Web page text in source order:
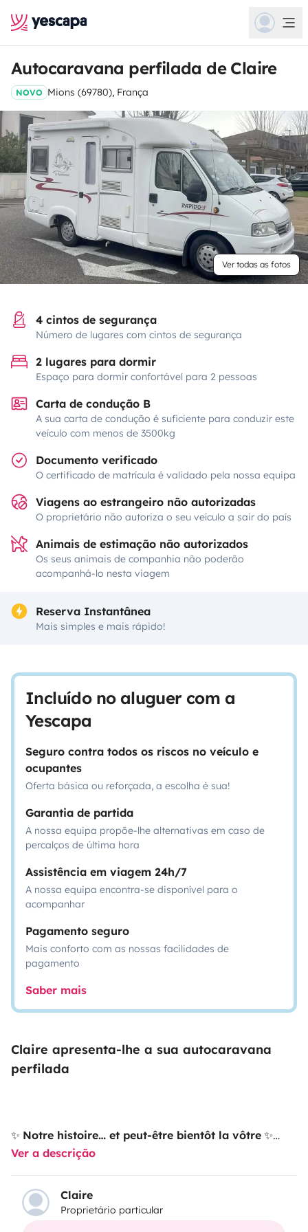
Autocaravana perfilada de Claire
NOVO Mions (69780), França
Ver todas as fotos
4 cintos de segurança
Número de lugares com cintos de segurança
2 lugares para dormir
Espaço para dormir confortável para 2 pessoas
Carta de condução B
A sua carta de condução é suficiente para conduzir este
veículo com menos de 3500kg
Documento verificado
O certificado de matrícula é validado pela nossa equipa
Viagens ao estrangeiro não autorizadas
O proprietário não autoriza o seu veículo a sair do país
Animais de estimação não autorizados
Os seus animais de companhia não poderão
acompanhá-lo nesta viagem
Reserva Instantânea
Mais simples e mais rápido!
Incluído no aluguer com a
Yescapa
Seguro contra todos os riscos no veículo e
ocupantes
Oferta básica ou reforçada, a escolha é sua!
Garantia de partida
A nossa equipa propõe-lhe alternativas em caso de
percalços de última hora
Assistência em viagem 24h/7
A nossa equipa encontra-se disponível para o
acompanhar
Pagamento seguro
Mais conforto com as nossas facilidades de
pagamento
Saber mais
Claire apresenta-lhe a sua autocaravana
perfilada
✨ Notre histoire… et peut-être bientôt la vôtre ✨
Nous sommes un jeune couple, récemment devenus
parents d’un petit bébé, et amoureux de liberté et de
voyages.
Ver a descrição
Claire
Proprietário particular